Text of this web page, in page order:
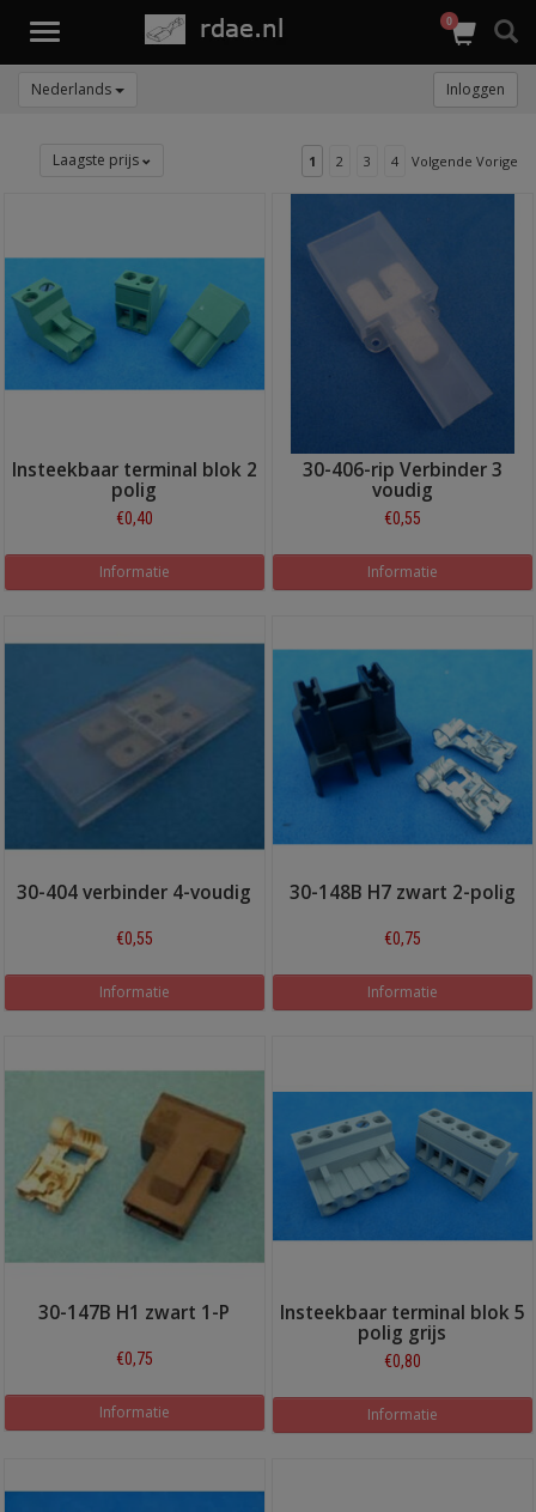
Toggle
0
Nederlands Inloggen
Laagste prijs 1 2 3 4 Volgende Vorige
Insteekbaar terminal blok 2
polig
€0,40
Informatie
30-406-rip Verbinder 3
voudig
€0,55
Informatie
30-404 verbinder 4-voudig
€0,55
Informatie
30-148B H7 zwart 2-polig
€0,75
Informatie
30-147B H1 zwart 1-P
€0,75
Informatie
Insteekbaar terminal blok 5
polig grijs
€0,80
Informatie